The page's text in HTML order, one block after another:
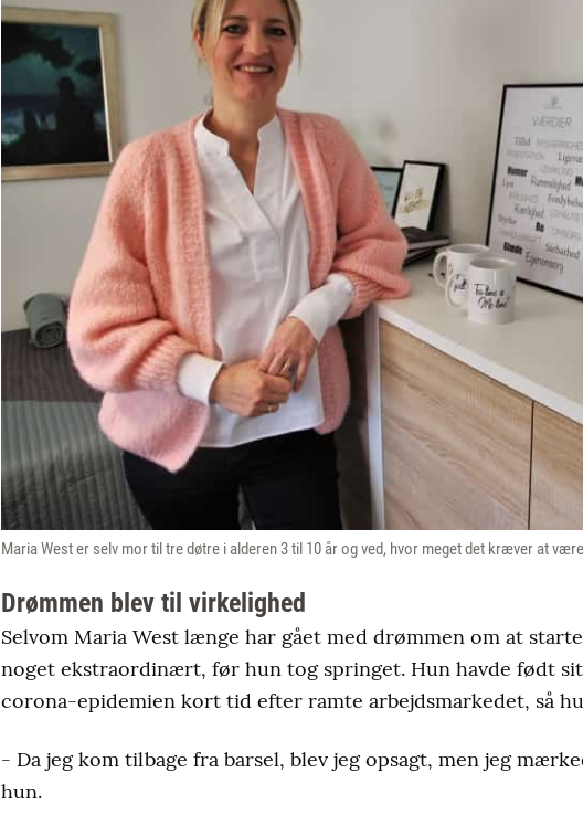
Maria West er selv mor til tre døtre i alderen 3 til 10 år og ved, hvor meget det kræver at
Drømmen blev til virkelighed
Selvom Maria West længe har gået med drømmen om at
noget ekstraordinært, før hun tog springet. Hun havde født
corona-epidemien kort tid efter ramte arbejdsmarkedet, så
- Da jeg kom tilbage fra barsel, blev jeg opsagt, men jeg
hun.